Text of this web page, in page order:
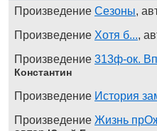
Произведение Сезоны,
Произведение Хотя б...,
Произведение 313ф-ок.
Константин
Произведение История
Произведение Жизнь